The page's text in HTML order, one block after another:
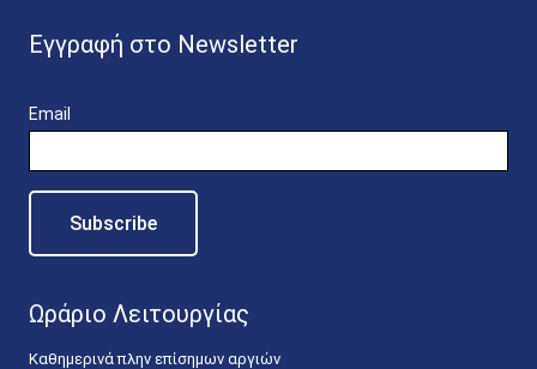
Εγγραφή στο Newsletter
Email
Ωράριο Λειτουργίας
Καθημερινά πλην επίσημων αργιών